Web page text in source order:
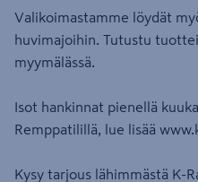
Valikoimastamme löydät
huvimajoihin. Tutustu
myymälässä.
Isot hankinnat pienellä
Remppatilillä, lue lisää
Kysy tarjous lähimmästä K-